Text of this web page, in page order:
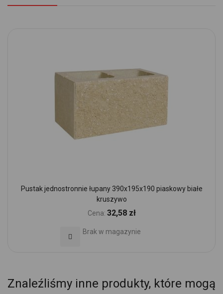
Pustak jednostronnie łupany 390x195x190 piaskowy białe
kruszywo
Cena: 32,58 zł
Brak w magazynie
Dodaj do Ulubionych
Znaleźliśmy inne produkty, które mogą